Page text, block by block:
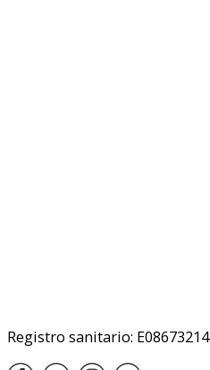
Registro sanitario: E08673214